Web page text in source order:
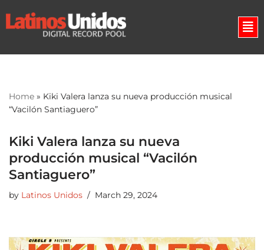
Skip
Home » Kiki Valera lanza su nueva producción musical
“Vacilón Santiaguero”
Kiki Valera lanza su nueva
producción musical “Vacilón
Santiaguero”
by Latinos Unidos March 29, 2024